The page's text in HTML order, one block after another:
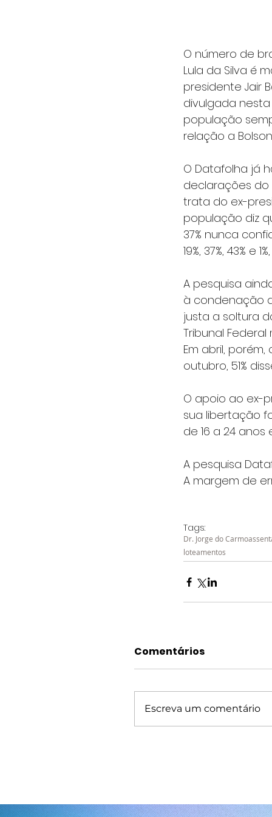
O número de
Lula da Silva é
presidente Jair
divulgada nesta
população
relação a
O Datafolha já
declarações do
trata do ex-
população diz
37% nunca
19%, 37%, 43% e
A pesquisa
à condenação
justa a soltura
Tribunal
Em abril,
outubro, 51%
O apoio ao ex-
sua libertação
de 16 a 24
A pesquisa
A margem de
Tags:
Dr. Jorge do Carmo
loteamentos
Comentários
Escreva um comentário